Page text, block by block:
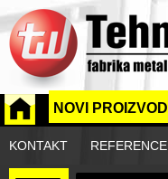
NOVI PROIZVODI
KONTAKT REFERENCE